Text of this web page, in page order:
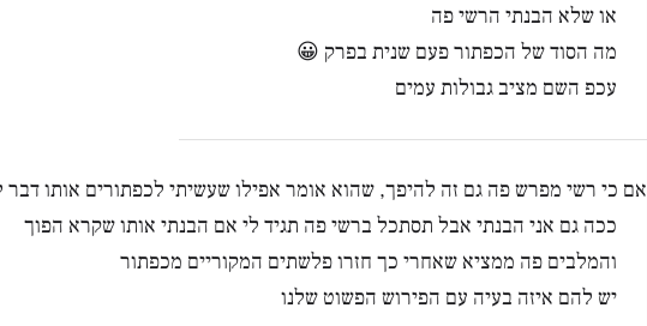
או שלא הבנתי הרשי פה
מה הסוד של הכפתור פעם שנית בפרק 😀
עכפ השם מציב גבולות עמים
אם כי רשי מפרש פה גם זה להיפך, שהוא אומר אפילו שעשיתי לכפתורים אותו
ככה גם אני הבנתי אבל תסתכל ברשי פה תגיד לי אם הבנתי אותו שקרא הפוך
והמלבים פה ממציא שאחרי כך חזרו פלשתים המקוריים מכפתור
יש להם איזה בעיה עם הפירוש הפשוט שלנו